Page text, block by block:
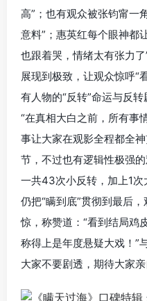
高”；也有观众被张钧甯一
意料”；惠英红每个眼神都
也跟着哭，情绪太有张力
展现到极致，让观众惊呼“
有人物的“反转”命运与反
“在真相大白之前，所有事
事让大家在观影全程都全
节，不过也有逻辑性极强
一共43次小反转，加上1
仍把“瞒到底”贯彻到最后
惊，称赞道：“看到结局鸡
称得上是年度悬疑大戏！”
大家不要剧透，期待大家